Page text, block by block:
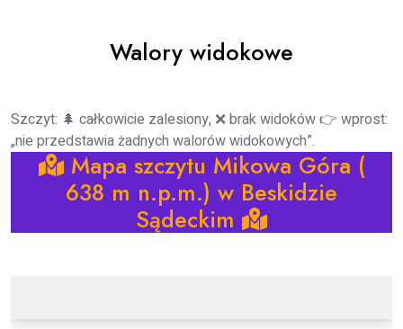
Walory widokowe
Szczyt: 🌲 całkowicie zalesiony, ❌ brak widoków 👉 wprost:
„nie przedstawia żadnych walorów widokowych”.
Mapa szczytu Mikowa Góra (
638 m n.p.m.) w Beskidzie
Sądeckim